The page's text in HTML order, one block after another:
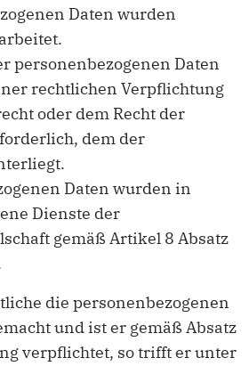
Daten wurden
personenbezogenen Daten
rechtlichen Verpflichtung
oder dem Recht der
dem der
Daten wurden in
Dienste der
gemäß Artikel 8 Absatz
die personenbezogenen
und ist er gemäß Absatz
verpflichtet, so trifft er unter